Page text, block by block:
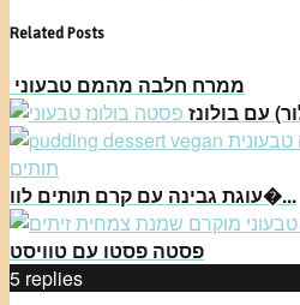
Related Posts
ממרח חלבה מהמם טבעוני
עוגת גבינה עם קרם תותים לוו�...
פסטה פסטו עם טוויסט
5 replies